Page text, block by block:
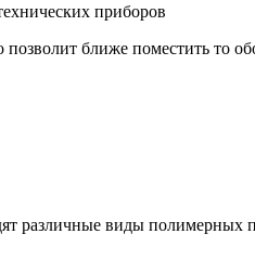
приборов
ближе поместить то
различные виды полимерных